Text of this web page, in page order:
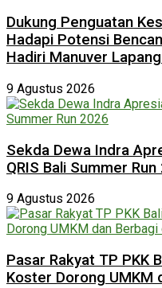
Dukung Penguatan
Hadapi Potensi
Hadiri Manuver
9 Agustus 2026
Sekda Dewa Indra
QRIS Bali Summer
9 Agustus 2026
Pasar Rakyat TP PKK
Koster Dorong UMKM